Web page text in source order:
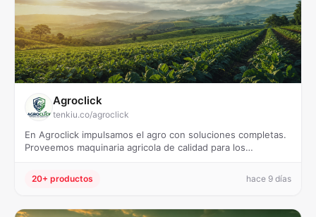
Agroclick
tenkiu.co/agroclick
En Agroclick impulsamos el agro con soluciones completas.
Proveemos maquinaria agricola de calidad para los…
20+ productos hace 9 días